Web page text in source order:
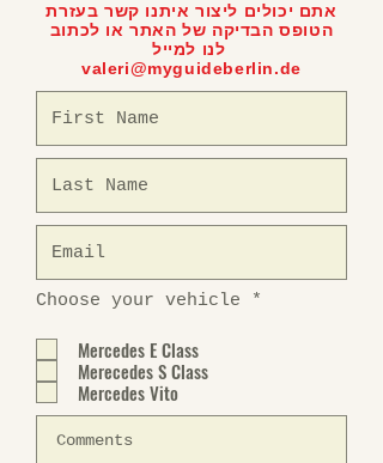
אתם יכולים ליצור איתנו קשר בעזרת
הטופס הבדיקה של האתר או לכתוב
valeri@myguideberlin.de
Choose your vehicle *
Mercedes E Class
Merecedes S Class
Mercedes Vito